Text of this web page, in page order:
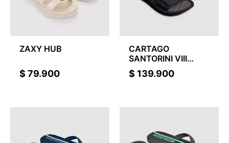
ZAXY HUB
$ 79.900
CARTAGO
SANTORINI VIII
SAND
$ 139.900